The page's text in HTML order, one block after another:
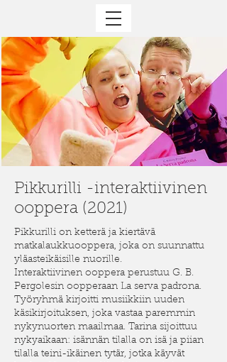
Pikkurilli -interaktiivinen
ooppera (2021)
Pikkurilli on ketterä ja kiertävä
matkalaukkuooppera, joka on suunnattu
yläasteikäisille nuorille.
Interaktiivinen ooppera perustuu G. B.
Pergolesin oopperaan La serva padrona.
Työryhmä kirjoitti musiikkiin uuden
käsikirjoituksen, joka vastaa paremmin
nykynuorten maailmaa. Tarina sijoittuu
nykyaikaan: isännän tilalla on isä ja piian
tilalla teini-ikäinen tytär, jotka käyvät